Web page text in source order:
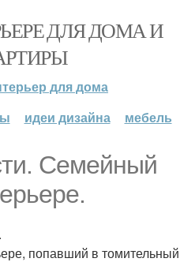
ДЛЯ ДОМА И
для дома
идеи дизайна мебель
Семейный
попавший в томительный